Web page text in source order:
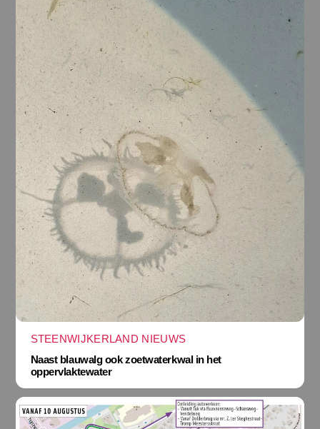
STEENWIJKERLAND NIEUWS
Naast blauwalg ook zoetwaterkwal in het
oppervlaktewater